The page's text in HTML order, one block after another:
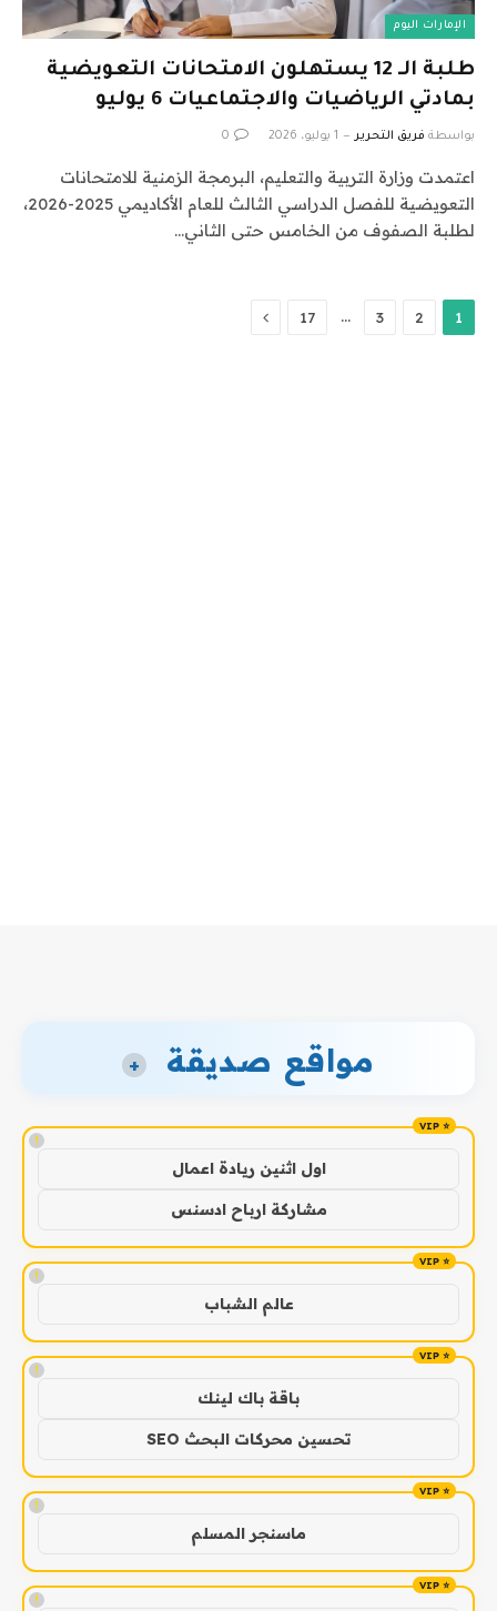
الإمارات اليوم
طلبة الـ 12 يستهلون الامتحانات التعويضية
بمادتي الرياضيات والاجتماعيات 6 يوليو
بواسطة فريق التحرير 1 يوليو، 2026 0
اعتمدت وزارة التربية والتعليم، البرمجة الزمنية للامتحانات
التعويضية للفصل الدراسي الثالث للعام الأكاديمي 2025-2026،
لطلبة الصفوف من الخامس حتى الثاني…
1
2
3
…
17 التالي
مواقع صديقة +
!
اول اثنين ريادة اعمال
مشاركة ارباح ادسنس
!
عالم الشباب
!
باقة باك لينك
تحسين محركات البحث SEO
!
ماسنجر المسلم
!